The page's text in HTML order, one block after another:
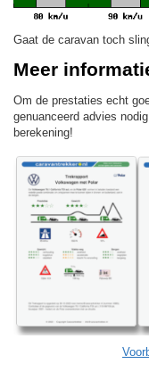
Gaat de caravan toch
Meer
Om de prestaties echt
genuanceerd advies
berekening!